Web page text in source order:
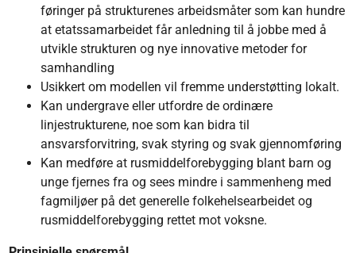
føringer på strukturenes arbeidsmåter som kan hundre
at etatssamarbeidet får anledning til å jobbe med å
utvikle strukturen og nye innovative metoder for
samhandling
Usikkert om modellen vil fremme understøtting lokalt.
Kan undergrave eller utfordre de ordinære
linjestrukturene, noe som kan bidra til
ansvarsforvitring, svak styring og svak gjennomføring
Kan medføre at rusmiddelforebygging blant barn og
unge fjernes fra og sees mindre i sammenheng med
fagmiljøer på det generelle folkehelsearbeidet og
rusmiddelforebygging rettet mot voksne.